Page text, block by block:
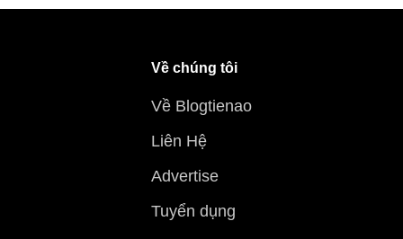
Về chúng tôi
Về Blogtienao
Liên Hệ
Advertise
Tuyển dụng